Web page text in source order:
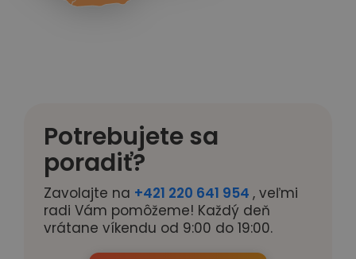
Potrebujete sa
poradiť?
Zavolajte na +421 220 641 954 , veľmi
radi Vám pomôžeme! Každý deň
vrátane víkendu od 9:00 do 19:00.